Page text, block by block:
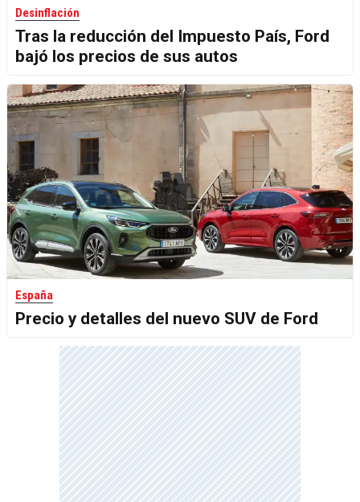
Desinflación
Tras la reducción del Impuesto País, Ford
bajó los precios de sus autos
España
Precio y detalles del nuevo SUV de Ford